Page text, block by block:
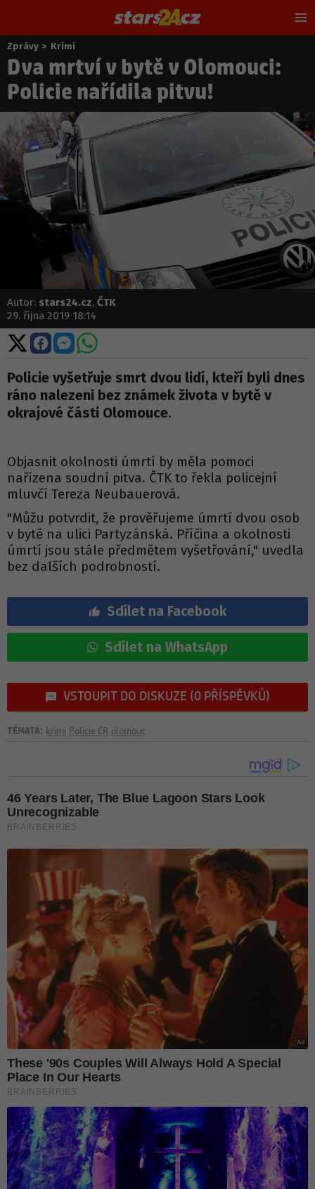
Nacházíte
se
zde:
Zprávy > Krimi
Dva mrtví v bytě v Olomouci:
Policie nařídila pitvu!
Autor: stars24.cz, ČTK
29. října 2019 18:14
Sdílet
na
X
Sdílet
na
Facebooku
Sdílet
na
Messengeru
Sdílet
WhatsApp
Policie vyšetřuje smrt dvou lidí, kteří byli dnes
ráno nalezeni bez známek života v bytě v
okrajové části Olomouce.
Objasnit okolnosti úmrtí by měla pomoci
nařízena soudní pitva. ČTK to řekla policejní
mluvčí Tereza Neubauerová.
"Můžu potvrdit, že prověřujeme úmrtí dvou osob
v bytě na ulici Partyzánská. Příčina a okolnosti
úmrtí jsou stále předmětem vyšetřování," uvedla
bez dalších podrobností.
Sdílet na Facebook
Sdílet na WhatsApp
VSTOUPIT DO DISKUZE (0 PŘÍSPĚVKŮ)
TÉMATA: krimi Policie ČR olomouc